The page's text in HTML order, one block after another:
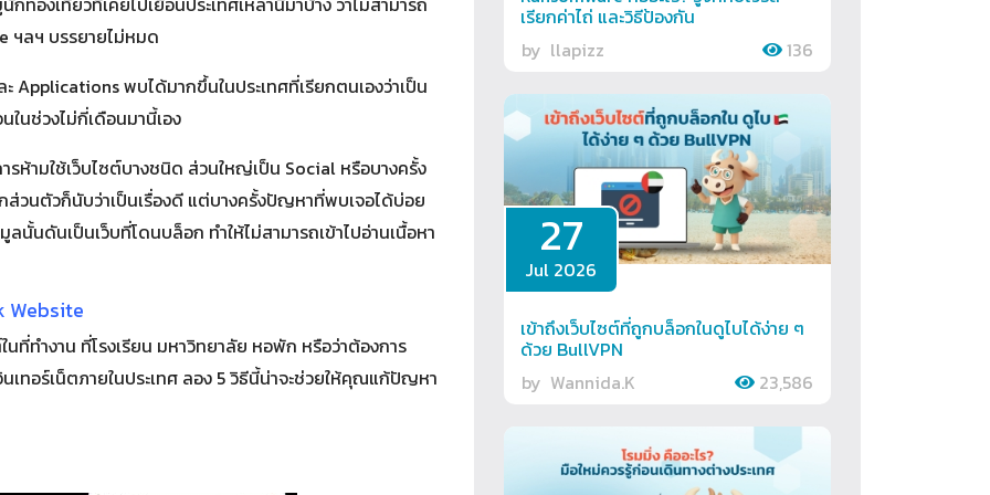
ฯลฯ บรรยายไม่หมด
Applications พบได้มากขึ้นในประเทศที่เรียกตนเองว่าเป็น
นช่วงไม่กี่เดือนมานี้เอง
รห้ามใช้เว็บไซต์บางชนิด ส่วนใหญ่เป็น Social หรือบางครั้ง
ส่วนตัวก็นับว่าเป็นเรื่องดี แต่บางครั้งปัญหาที่พบเจอได้บ่อย
นดันเป็นเว็บที่โดนบล็อก ทำให้ไม่สามารถเข้าไปอ่านเนื้อหา
Website
ที่ทำงาน ที่โรงเรียน มหาวิทยาลัย หอพัก หรือว่าต้องการ
ทอร์เน็ตภายในประเทศ ลอง 5 วิธีนี้น่าจะช่วยให้คุณแก้ปัญหา
เรียกค่าไถ่ และวิธีป้องกัน
by llapizz 136
27
Jul 2026
เข้าถึงเว็บไซต์ที่ถูกบล็อกในดูไบได้ง่าย ๆ
ด้วย BullVPN
by Wannida.K 23,586